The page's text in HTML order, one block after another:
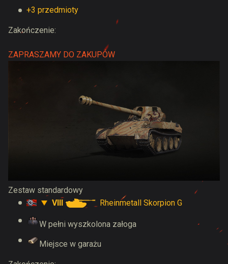
+3 przedmioty
Zakończenie:
ZAPRASZAMY DO ZAKUPÓW
Zestaw standardowy
VIII
Rheinmetall Skorpion G
W pełni wyszkolona załoga
Miejsce w garażu